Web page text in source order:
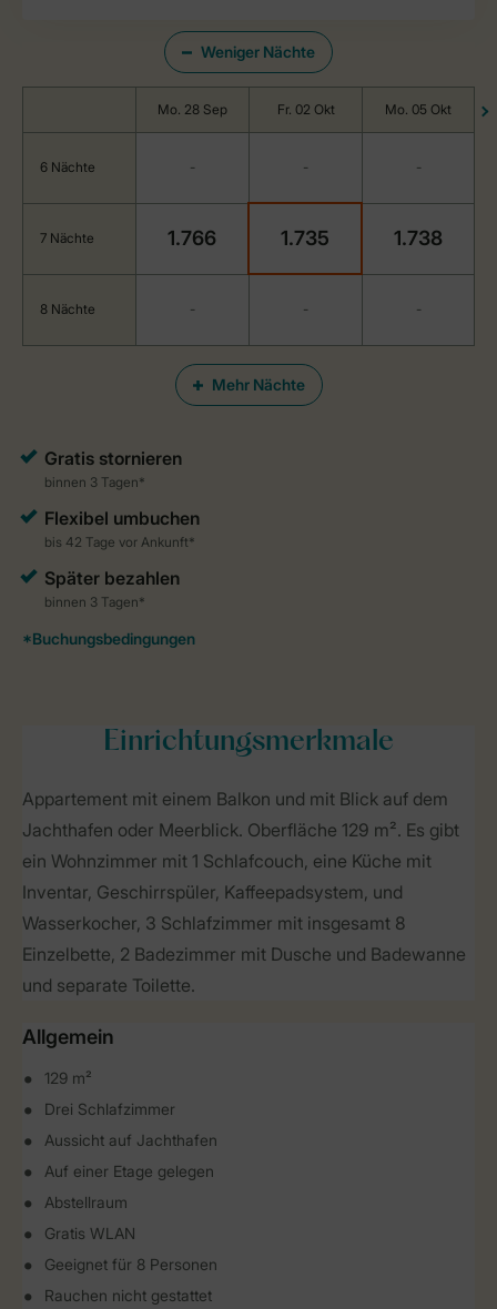
Weniger Nächte
Mehr Nächte
Mo. 28 Sep Fr. 02 Okt Mo. 05 Okt
6 Nächte - - -
7 Nächte 1.766 1.735 1.738
8 Nächte - - -
Einrichtungsmerkmale
Appartement mit einem Balkon und mit Blick auf dem
Jachthafen oder Meerblick. Oberfläche 129 m². Es gibt
ein Wohnzimmer mit 1 Schlafcouch, eine Küche mit
Inventar, Geschirrspüler, Kaffeepadsystem, und
Wasserkocher, 3 Schlafzimmer mit insgesamt 8
Einzelbette, 2 Badezimmer mit Dusche und Badewanne
und separate Toilette.
Allgemein
129 m²
Drei Schlafzimmer
Aussicht auf Jachthafen
Auf einer Etage gelegen
Abstellraum
Gratis WLAN
Geeignet für 8 Personen
Rauchen nicht gestattet